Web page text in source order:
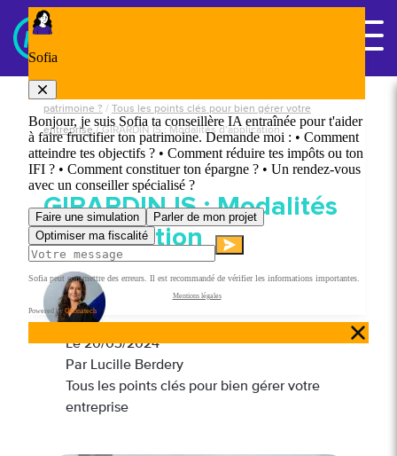
Panneau de gestion des cookies
Accueil
patrimoine ? / Tous les points clés pour bien gérer votre
entreprise/GIRARDIN IS : Modalités d’application
GIRARDIN IS : Modalités
d’application
Le20/03/2024
Par Lucille Berdery
Tous les points clés pour bien gérer votre
entreprise